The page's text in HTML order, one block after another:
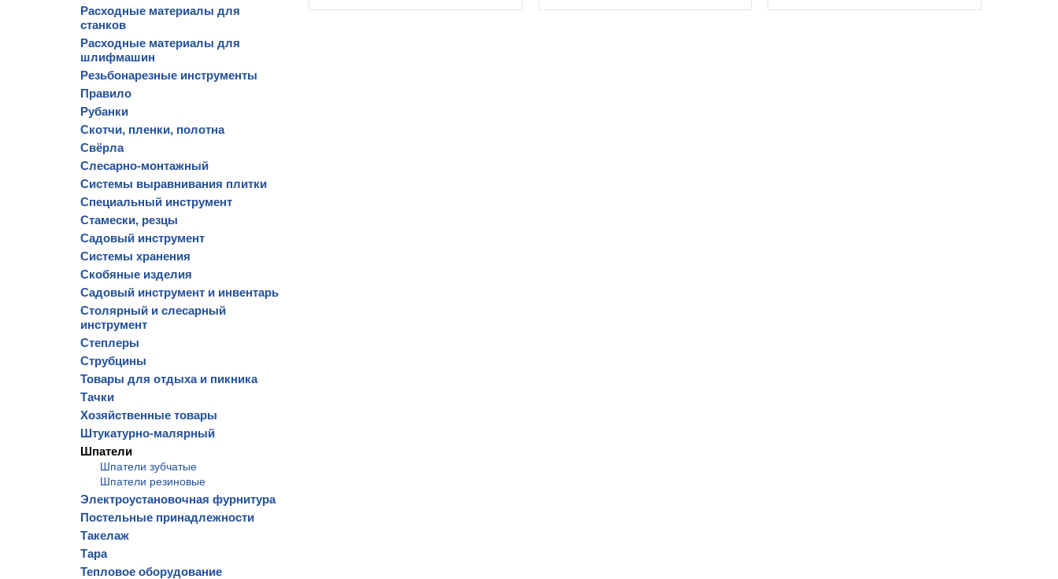
Расходные материалы для
станков
Расходные материалы для
шлифмашин
Резьбонарезные инструменты
Правило
Рубанки
Скотчи, пленки, полотна
Свёрла
Слесарно-монтажный
Системы выравнивания плитки
Специальный инструмент
Стамески, резцы
Садовый инструмент
Системы хранения
Скобяные изделия
Садовый инструмент и инвентарь
Столярный и слесарный
инструмент
Степлеры
Струбцины
Товары для отдыха и пикника
Тачки
Хозяйственные товары
Штукатурно-малярный
Шпатели
Шпатели зубчатые
Шпатели резиновые
Электроустановочная фурнитура
Постельные принадлежности
Такелаж
Тара
Тепловое оборудование